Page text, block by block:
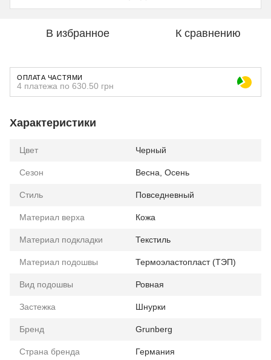
В избранное К сравнению
ОПЛАТА ЧАСТЯМИ
4 платежа по 630.50 грн
Характеристики
Цвет Черный
Сезон Весна, Осень
Стиль Повседневный
Материал верха Кожа
Материал подкладки Текстиль
Материал подошвы Термоэластопласт (ТЭП)
Вид подошвы Ровная
Застежка Шнурки
Бренд Grunberg
Страна бренда Германия